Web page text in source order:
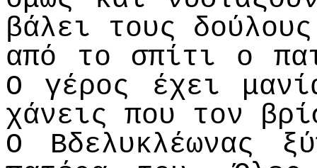
βάλει τους
από το σπίτι ο
Ο γέρος έχει
χάνεις που τον
Ο Βδελυκλέωνας